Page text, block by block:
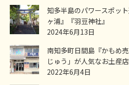
知多半島のパワースポッ
ヶ浦』『羽豆神社』
2024年6月13日
南知多町日間島『かもめ
じゅう」が人気なお土産店
2022年6月4日